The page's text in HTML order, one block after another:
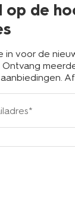
op de
in voor de
Ontvang